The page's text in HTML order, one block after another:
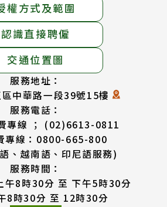
權方式及範圍
認識直接聘僱
交通位置圖
服務地址：
中華路一段39號15樓
服務電話：
專線 ； (02)6613-0811
專線：0800-665-800
、越南語、印尼語服務)
服務時間：
午8時30分 至 下午5時30分
8時30分 至 12時30分